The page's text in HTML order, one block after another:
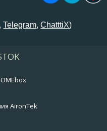
,Telegram,ChatttiX)
AironTek